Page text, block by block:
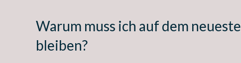
Warum muss ich auf dem
bleiben?